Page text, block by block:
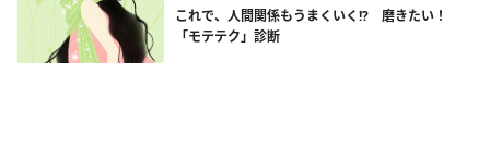
これで、人間関係もうまくいく!? 磨きたい！
「モテテク」診断